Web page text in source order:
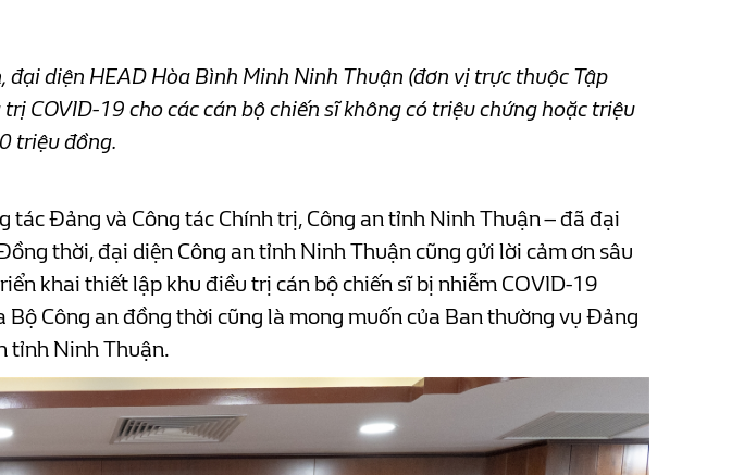
diện HEAD Hòa Bình Minh Ninh Thuận (đơn vị trực thuộc Tập
COVID-19 cho các cán bộ chiến sĩ không có triệu chứng hoặc triệu
triệu đồng.
Đảng và Công tác Chính trị, Công an tỉnh Ninh Thuận – đã đại
thời, đại diện Công an tỉnh Ninh Thuận cũng gửi lời cảm ơn sâu
khai thiết lập khu điều trị cán bộ chiến sĩ bị nhiễm COVID-19
Công an đồng thời cũng là mong muốn của Ban thường vụ Đảng
tỉnh Ninh Thuận.